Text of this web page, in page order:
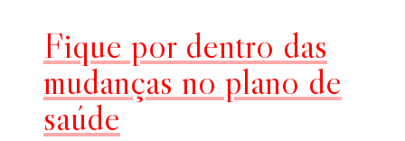
Fique por dentro das
mudanças no plano de
saúde